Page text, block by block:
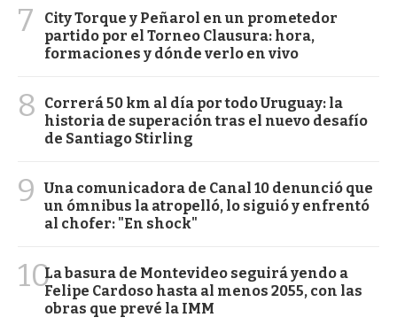
7
City Torque y Peñarol en un prometedor
partido por el Torneo Clausura: hora,
formaciones y dónde verlo en vivo
8
Correrá 50 km al día por todo Uruguay: la
historia de superación tras el nuevo desafío
de Santiago Stirling
9
Una comunicadora de Canal 10 denunció que
un ómnibus la atropelló, lo siguió y enfrentó
al chofer: "En shock"
10La basura de Montevideo seguirá yendo a
Felipe Cardoso hasta al menos 2055, con las
obras que prevé la IMM